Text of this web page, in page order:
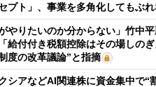
プト」、事業を多角化してもぶ
やりたいのか分からない」竹中
付付き税額控除はその場しのぎ
度の改革議論”と指摘
シアなどAI関連株に資金集中で“